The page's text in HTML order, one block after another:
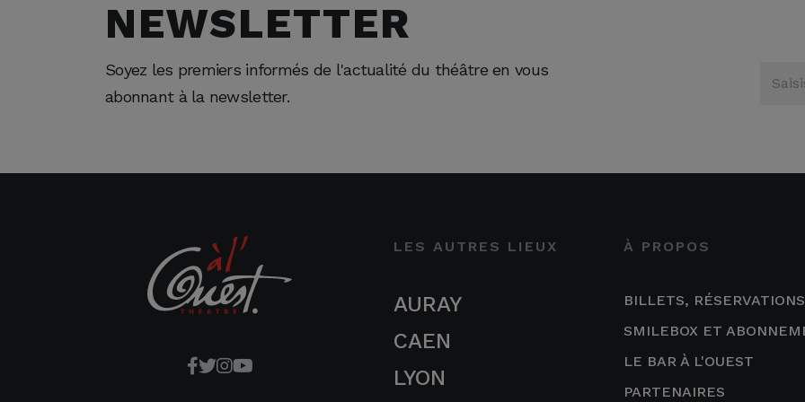
NEWSLETTER
Soyez les premiers informés de l'actualité du théâtre en vous
abonnant à la newsletter.
LES AUTRES LIEUX
AURAY
CAEN
LYON
À PROPOS
BILLETS, RÉSERVATIONS
SMILEBOX ET
LE BAR À L'OUEST
PARTENAIRES